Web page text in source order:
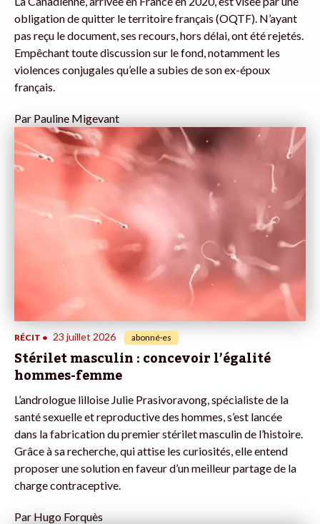
obligation de quitter le territoire français (OQTF). N’ayant
pas reçu le document, ses recours, hors délai, ont été rejetés.
Empêchant toute discussion sur le fond, notamment les
violences conjugales qu’elle a subies de son ex-époux
français.
Par Pauline Migevant
RÉCIT • 23 juillet 2026 abonné·es
Stérilet masculin : concevoir l’égalité
hommes-femme
L’andrologue lilloise Julie Prasivoravong, spécialiste de la
santé sexuelle et reproductive des hommes, s’est lancée
dans la fabrication du premier stérilet masculin de l’histoire.
Grâce à sa recherche, qui attise les curiosités, elle entend
proposer une solution en faveur d’un meilleur partage de la
charge contraceptive.
Par Hugo Forquès